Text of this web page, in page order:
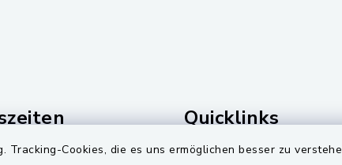
Cookies, die es uns ermöglichen besser zu
Quicklinks
Zweckverband